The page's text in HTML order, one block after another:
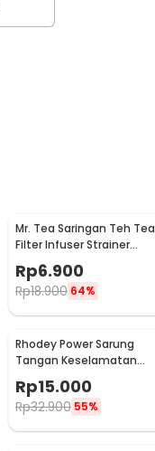
Mr. Tea Saringan Teh Tea
Filter Infuser Strainer
Chilling Man Silicon - MR03
Rp6.900
Rp18.900 64%
Rhodey Power Sarung
Tangan Keselamatan
EN388
Rp15.000
Rp32.900 55%